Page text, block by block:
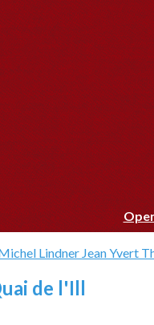
Lindner Jean Yvert
de l'Ill